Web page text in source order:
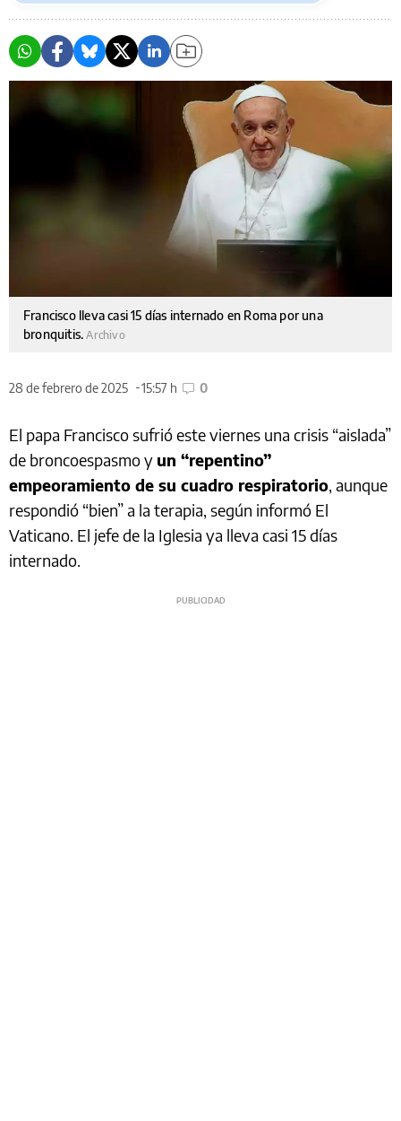
Francisco lleva casi 15 días internado en Roma por una
bronquitis.Archivo
28 de febrero de 2025 15:57 h 0
El papa Francisco sufrió este viernes una crisis “aislada”
de broncoespasmo y un “repentino”
empeoramiento de su cuadro respiratorio, aunque
respondió “bien” a la terapia, según informó El
Vaticano. El jefe de la Iglesia ya lleva casi 15 días
internado.